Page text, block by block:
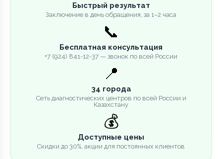
Быстрый результат
Заключение в день обращения, за 1–2 часа
📞
Бесплатная консультация
+7 (924) 841-12-37 — звонок по всей России
📍
34 города
Сеть диагностических центров по всей России и
Казахстану
💰
Доступные цены
Скидки до 30%, акции для постоянных клиентов